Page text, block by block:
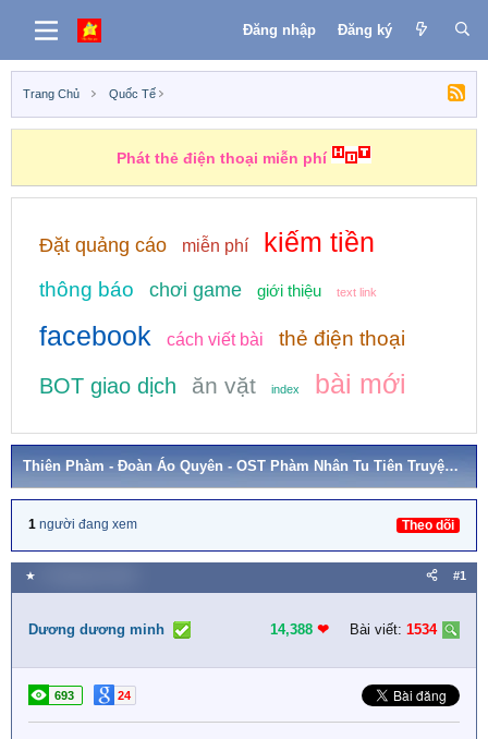
Đăng nhập Đăng ký
Trang Chủ Quốc Tế
Phát thẻ điện thoại miễn phí
Đặt quảng cáo miễn phí kiếm tiền
thông báo chơi game giới thiệu text link
facebook cách viết bài thẻ điện thoại
BOT giao dịch ăn vặt index bài mới
Thiên Phàm - Đoàn Áo Quyên - OST Phàm Nhân Tu Tiên Truyện (Dương Dương Đóng Chính)
1 người đang xem Theo dõi
★ #1
Dương dương minh 14,388 ❤︎ Bài viết: 1534
693 24